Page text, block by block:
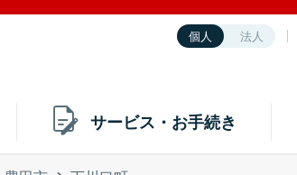
個人 法人
サービス・お手続き